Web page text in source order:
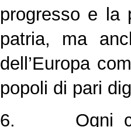
progresso e la
patria, ma
dell’Europa
popoli di pari
6. Ogni